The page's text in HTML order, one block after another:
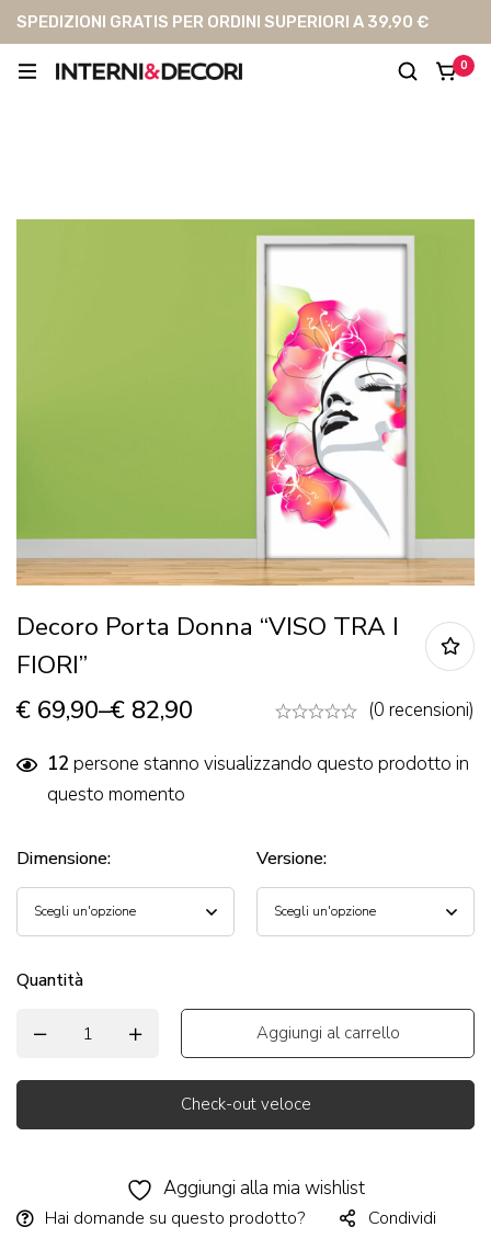
SPEDIZIONI GRATIS PER ORDINI SUPERIORI A 39,90 €
0
Decoro Porta Donna “VISO TRA I
FIORI”
€ 69,90–€ 82,90 (0 recensioni)
12 persone stanno visualizzando questo prodotto in
questo momento
Dimensione: Versione:
Quantità
Aggiungi al carrello
Check-out veloce
Aggiungi alla mia wishlist
Hai domande su questo prodotto? Condividi